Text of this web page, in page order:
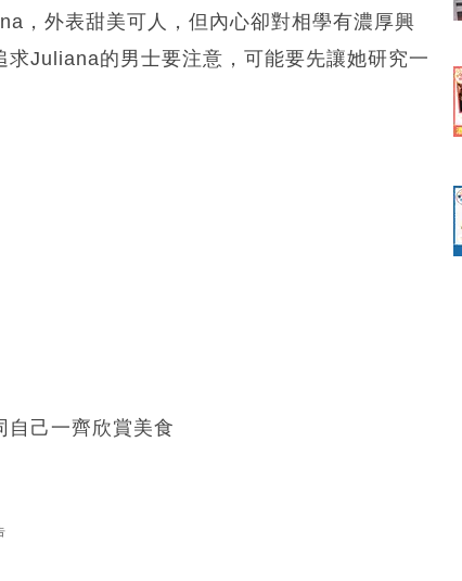
，外表甜美可人，但內心卻對相學有濃厚興
Juliana的男士要注意，可能要先讓她研究一
自己一齊欣賞美食